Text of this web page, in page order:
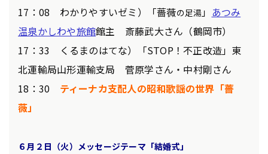
17：08 わかりやすいゼミ）「薔薇の足湯 」 あつみ
温泉かしわや旅館館主 斎藤武大さん（鶴岡市）
17：33 くるまのはてな）「STOP！不正改造」東
北運輸局山形運輸支局 菅原学さん・中村剛さん
18：30 ティーナカ支配人の昭和歌謡の世界「薔
薇」
６ 月２ 日（火）メッセージテーマ「結婚式」